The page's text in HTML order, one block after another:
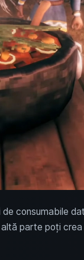
consumabile
altă parte poți crea